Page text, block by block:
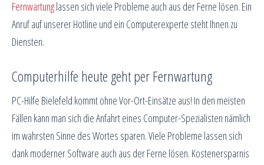
Fernwartunglassen sich viele Probleme auch aus der Ferne lösen. Ein
Anruf auf unserer Hotline und ein Computerexperte steht Ihnen zu
Diensten.
Computerhilfe heute geht per Fernwartung
PC-Hilfe Bielefeld kommt ohne Vor-Ort-Einsätze aus! In den meisten
Fällen kann man sich die Anfahrt eines Computer-Spezialisten nämlich
im wahrsten Sinne des Wortes sparen. Viele Probleme lassen sich
dank moderner Software auch aus der Ferne lösen. Kostenersparnis